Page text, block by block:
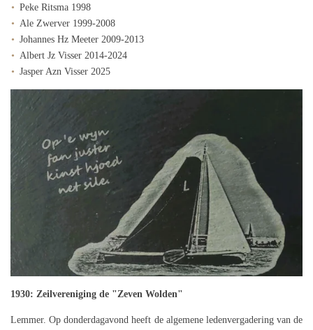
Peke Ritsma 1998
Ale Zwerver 1999-2008
Johannes Hz Meeter 2009-2013
Albert Jz Visser 2014-2024
Jasper Azn Visser 2025
1930: Zeilvereniging de "Zeven Wolden"
Lemmer. Op donderdagavond heeft de algemene ledenvergadering van de